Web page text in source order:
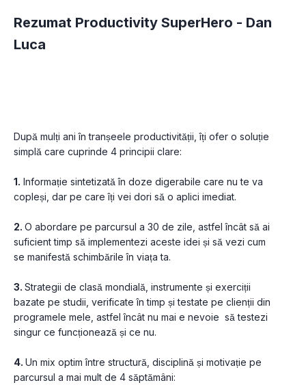
Rezumat Productivity SuperHero - Dan
Luca
După mulți ani în tranșeele productivității, îți ofer o soluție
simplă care cuprinde 4 principii clare:
1. Informație sintetizată în doze digerabile care nu te va
copleși, dar pe care îți vei dori să o aplici imediat.
2. O abordare pe parcursul a 30 de zile, astfel încât să ai
suficient timp să implementezi aceste idei și să vezi cum
se manifestă schimbările în viața ta.
3. Strategii de clasă mondială, instrumente și exerciții
bazate pe studii, verificate în timp și testate pe clienții din
programele mele, astfel încât nu mai e nevoie  să testezi
singur ce funcționează și ce nu.
4. Un mix optim între structură, disciplină și motivație pe
parcursul a mai mult de 4 săptămâni: